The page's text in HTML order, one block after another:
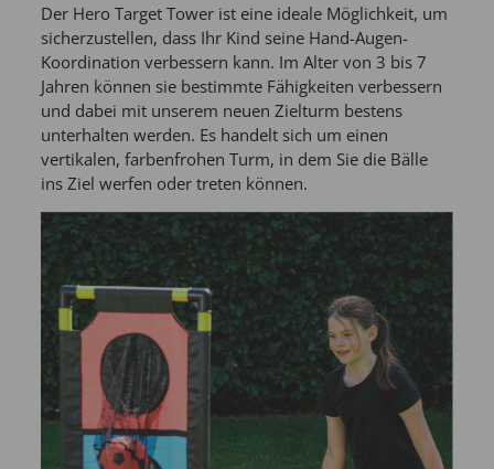
Der Hero Target Tower ist eine ideale Möglichkeit, um
sicherzustellen, dass Ihr Kind seine Hand-Augen-
Koordination verbessern kann. Im Alter von 3 bis 7
Jahren können sie bestimmte Fähigkeiten verbessern
und dabei mit unserem neuen Zielturm bestens
unterhalten werden. Es handelt sich um einen
vertikalen, farbenfrohen Turm, in dem Sie die Bälle
ins Ziel werfen oder treten können.